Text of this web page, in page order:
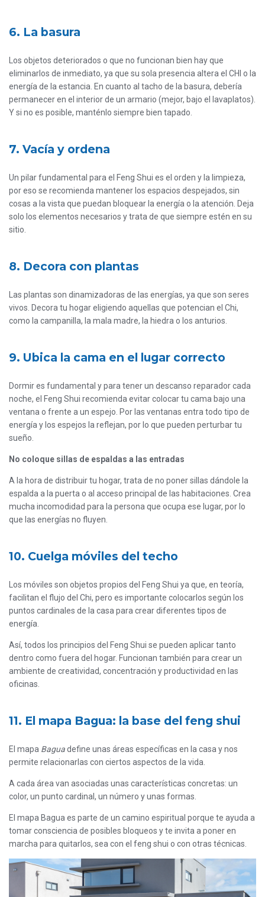
6. La basura
Los objetos deteriorados o que no funcionan bien hay que
eliminarlos de inmediato, ya que su sola presencia altera el CHI o la
energía de la estancia. En cuanto al tacho de la basura, debería
permanecer en el interior de un armario (mejor, bajo el lavaplatos).
Y si no es posible, manténlo siempre bien tapado.
7. Vacía y ordena
Un pilar fundamental para el Feng Shui es el orden y la limpieza,
por eso se recomienda mantener los espacios despejados, sin
cosas a la vista que puedan bloquear la energía o la atención. Deja
solo los elementos necesarios y trata de que siempre estén en su
sitio.
8. Decora con plantas
Las plantas son dinamizadoras de las energías, ya que son seres
vivos. Decora tu hogar eligiendo aquellas que potencian el Chi,
como la campanilla, la mala madre, la hiedra o los anturios.
9. Ubica la cama en el lugar correcto
Dormir es fundamental y para tener un descanso reparador cada
noche, el Feng Shui recomienda evitar colocar tu cama bajo una
ventana o frente a un espejo. Por las ventanas entra todo tipo de
energía y los espejos la reflejan, por lo que pueden perturbar tu
sueño.
No coloque sillas de espaldas a las entradas
A la hora de distribuir tu hogar, trata de no poner sillas dándole la
espalda a la puerta o al acceso principal de las habitaciones. Crea
mucha incomodidad para la persona que ocupa ese lugar, por lo
que las energías no fluyen.
10. Cuelga móviles del techo
Los móviles son objetos propios del Feng Shui ya que, en teoría,
facilitan el flujo del Chi, pero es importante colocarlos según los
puntos cardinales de la casa para crear diferentes tipos de
energía.
Así, todos los principios del Feng Shui se pueden aplicar tanto
dentro como fuera del hogar. Funcionan también para crear un
ambiente de creatividad, concentración y productividad en las
oficinas.
11. El mapa Bagua: la base del feng shui
El mapa Baguadefine unas áreas específicas en la casa y nos
permite relacionarlas con ciertos aspectos de la vida.
A cada área van asociadas unas características concretas: un
color, un punto cardinal, un número y unas formas.
El mapa Bagua es parte de un camino espiritual porque te ayuda a
tomar consciencia de posibles bloqueos y te invita a poner en
marcha para quitarlos, sea con el feng shui o con otras técnicas.